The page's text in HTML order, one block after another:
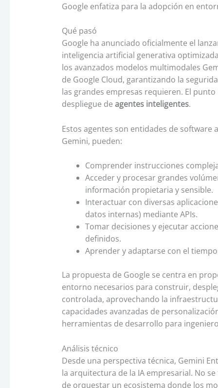
Google enfatiza para la adopción en
Qué pasó
Google ha anunciado oficialmente el
inteligencia artificial generativa
los avanzados modelos multimodales
de Google Cloud, garantizando la
las grandes empresas requieren. El
despliegue de agentes inteligentes.
Estos agentes son entidades de
Gemini, pueden:
Comprender instrucciones
Acceder y procesar grandes
información propietaria y sensible.
Interactuar con diversas
datos internas) mediante APIs.
Tomar decisiones y ejecutar
definidos.
Aprender y adaptarse con el
La propuesta de Google se centra en
entorno necesarios para construir,
controlada, aprovechando la
capacidades avanzadas de
herramientas de desarrollo para
Análisis técnico
Desde una perspectiva técnica, Gemini
la arquitectura de la IA empresarial. No
de orquestar un ecosistema donde los